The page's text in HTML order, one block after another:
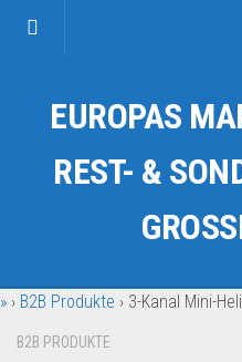
Kategorien
Auto & Motorrad
Fahrzeuge & Transport
Garten & Werkzeug
Geschäft, Büro & Schreibwaren
EUROPAS
REST- &
» › B2B Produkte › 3-Kanal Mini-
B2B PRODUKTE